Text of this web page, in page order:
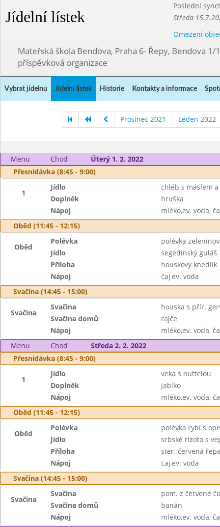
Jídelní lístek
Poslední
Středa
Omezení
Mateřská škola Bendova, Praha 6- Řepy, Bendova 1/
příspěvková organizace
Vybrat jídelnu Jídelní lístek Historie Kontakty a informace
Prosinec 2021 Leden 2022
Menu Chod
Úterý 1. 2. 2022
Přesnídávka (8:45 - 9:00)
1
Jídlo
chléb s máslem
Doplněk
hruška
Nápoj
mléko,ev. voda,
Oběd (11:45 - 12:15)
Oběd
Polévka
polévka
Jídlo
segedínský guláš
Příloha
houskový knedlík
Nápoj
čaj,ev. voda
Svačina (14:45 - 15:00)
Svačina
Svačina
houska s přír.
Svačina domů
rajče
Nápoj
mléko,ev. voda,
Menu
Chod
Středa 2. 2. 2022
Přesnídávka (8:45 - 9:00)
1
Jídlo
veka s nuttelou
Doplněk
jablko
Nápoj
mléko,ev. voda,
Oběd (11:45 - 12:15)
Oběd
Polévka
polévka rybí s
Jídlo
srbské rizoto s
Příloha
ster. červená
Nápoj
caj,ev. voda
Svačina (14:45 - 15:00)
Svačina
Svačina
pom. z červené
Svačina domů
banán
Nápoj
mléko,ev. voda,